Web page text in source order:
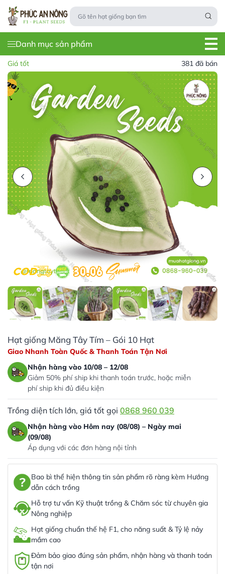
Danh mục sản phẩm
Giá tốt 381 đã bán
Hạt giống Măng Tây Tím – Gói 10 Hạt
Giao Nhanh Toàn Quốc & Thanh Toán Tận Nơi
Nhận hàng vào 10/08 – 12/08
Giảm 50% phí ship khi thanh toán trước, hoặc miễn
phí ship khi đủ điều kiện
Trồng diện tích lớn, giá tốt gọi 0868 960 039
Nhận hàng vào Hôm nay (08/08) – Ngày mai
(09/08)
Áp dụng với các đơn hàng nội tỉnh
Bao bì thể hiện thông tin sản phẩm rõ ràng kèm Hướng
dẫn cách trồng
Hỗ trợ tư vấn Kỹ thuật trồng & Chăm sóc từ chuyên gia
Nông nghiệp
Hạt giống chuẩn thế hệ F1, cho năng suất & Tỷ lệ nảy
mầm cao
Đảm bảo giao đúng sản phẩm, nhận hàng và thanh toán
tận nơi